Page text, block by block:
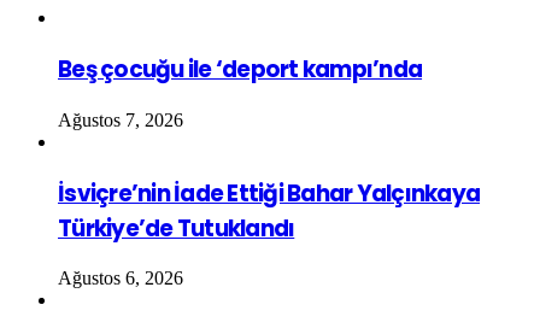
Beş çocuğu ile ‘deport kampı’nda
Ağustos 7, 2026
İsviçre’nin İade Ettiği Bahar Yalçınkaya
Türkiye’de Tutuklandı
Ağustos 6, 2026